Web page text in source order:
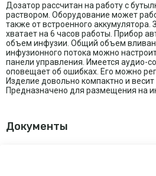
Дозатор рассчитан на работу с
раствором. Оборудование может
также от встроенного аккумулятора.
хватает на 6 часов работы. Прибор
объем инфузии. Общий объем
инфузионного потока можно
панели управления. Имеется аудио-
оповещает об ошибках. Его можно
Изделие довольно компактно и весит
Предназначено для размещения на
Документы